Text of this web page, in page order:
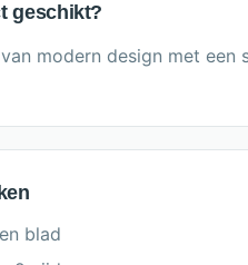
geschikt?
modern design met
blad